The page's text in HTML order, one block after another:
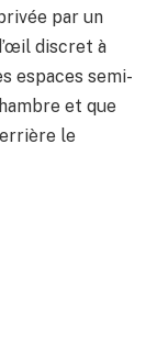
par un
discret à
espaces semi-
et que
le